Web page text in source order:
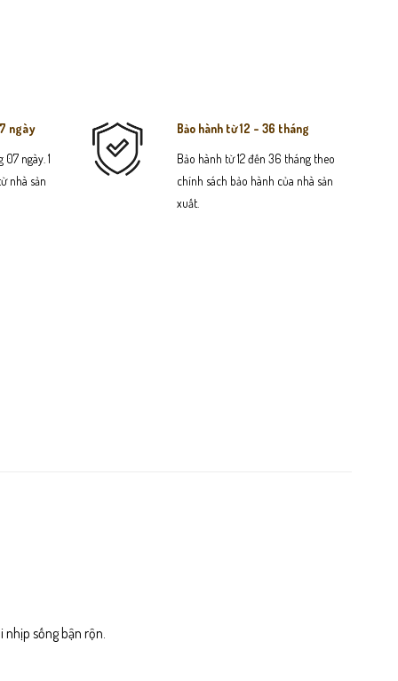
ngày
ngày. 1
nhà sản
Bảo hành từ 12 - 36 tháng
Bảo hành từ 12 đến 36 tháng theo
chính sách bảo hành của nhà sản
xuất.
sống bận rộn.